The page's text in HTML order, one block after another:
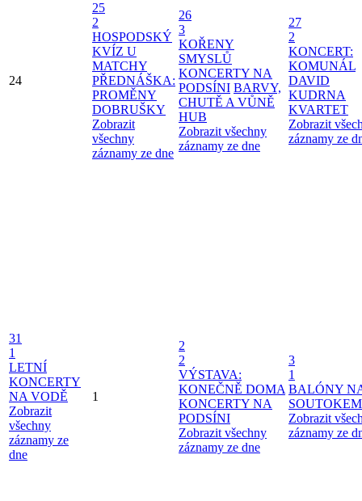
24
25
2
HOSPODSKÝ
KVÍZ U
MATCHY
PŘEDNÁŠKA:
PROMĚNY
DOBRUŠKY
Zobrazit
všechny
záznamy ze dne
26
3
KOŘENY
SMYSLŮ
KONCERTY NA
PODSÍNI BARVY,
CHUTĚ A VŮNĚ
HUB
Zobrazit všechny
záznamy ze dne
27
2
KONCERT:
KOMUNÁL
DAVID
KUDRNA
KVARTET
Zobrazit
záznamy ze
31
1
LETNÍ
KONCERTY
NA VODĚ
Zobrazit
všechny
záznamy ze
dne
1
2
2
VÝSTAVA:
KONEČNĚ DOMA
KONCERTY NA
PODSÍNI
Zobrazit všechny
záznamy ze dne
3
1
BALÓNY
SOUTOKEM
Zobrazit
záznamy ze